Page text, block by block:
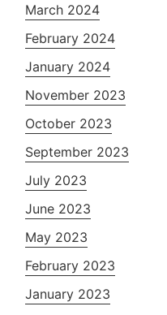
March 2024
February 2024
January 2024
November 2023
October 2023
September 2023
July 2023
June 2023
May 2023
February 2023
January 2023